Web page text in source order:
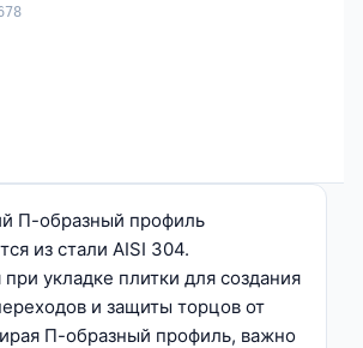
П-образный профиль
из стали AISI 304.
укладке плитки для создания
и защиты торцов от
П-образный профиль, важно